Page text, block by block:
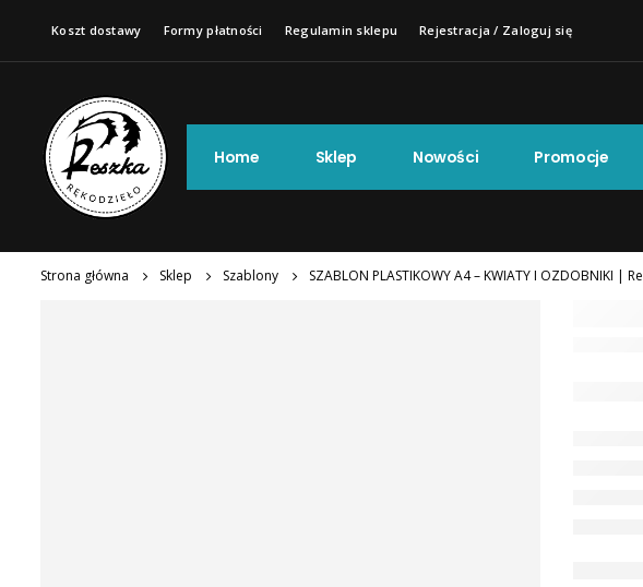
Koszt dostawy Formy płatności Regulamin sklepu Rejestracja / Zaloguj się
Home Sklep Nowości Promocje
Strona główna Sklep Szablony SZABLON PLASTIKOWY A4 – KWIATY I OZDOBNIKI |